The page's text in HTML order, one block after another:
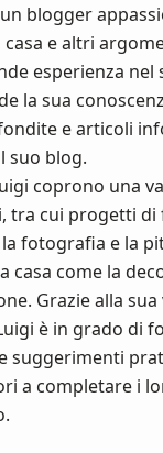
blogger
casa e altri
esperienza nel
la sua
e articoli
suo blog.
coprono una
tra cui progetti di
fotografia e la
casa come la
Grazie alla sua
è in grado di
suggerimenti
a completare i